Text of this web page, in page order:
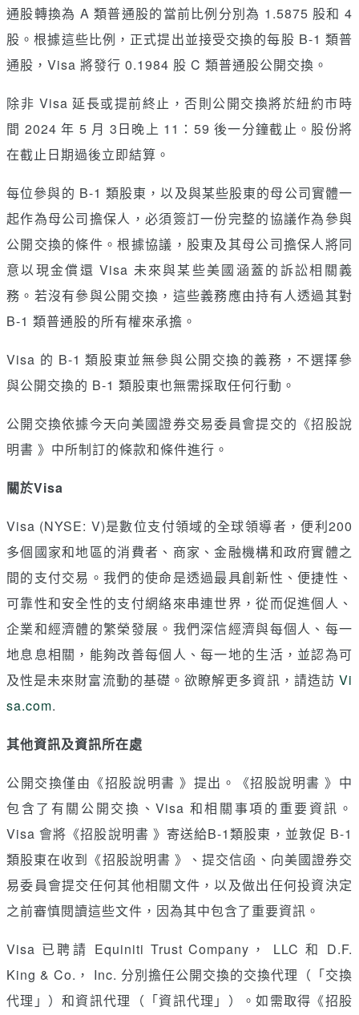
通股轉換為 A 類普通股的當前比例分別為 1.5875 股和 4
股。根據這些比例，正式提出並接受交換的每股 B-1 類普
通股，Visa 將發行 0.1984 股 C 類普通股公開交換。
除非 Visa 延長或提前終止，否則公開交換將於紐約市時
間 2024 年 5 月 3日晚上 11：59 後一分鐘截止。股份將
在截止日期過後立即結算。
每位參與的 B-1 類股東，以及與某些股東的母公司實體一
起作為母公司擔保人，必須簽訂一份完整的協議作為參與
公開交換的條件。根據協議，股東及其母公司擔保人將同
意以現金償還 Visa 未來與某些美國涵蓋的訴訟相關義
務。若沒有參與公開交換，這些義務應由持有人透過其對
B-1 類普通股的所有權來承擔。
Visa 的 B-1 類股東並無參與公開交換的義務，不選擇參
與公開交換的 B-1 類股東也無需採取任何行動。
公開交換依據今天向美國證券交易委員會提交的《招股說
明書 》中所制訂的條款和條件進行。
關於Visa
Visa (NYSE: V)是數位支付領域的全球領導者，便利200
多個國家和地區的消費者、商家、金融機構和政府實體之
間的支付交易。我們的使命是透過最具創新性、便捷性、
可靠性和安全性的支付網絡來串連世界，從而促進個人、
企業和經濟體的繁榮發展。我們深信經濟與每個人、每一
地息息相關，能夠改善每個人、每一地的生活，並認為可
及性是未來財富流動的基礎。欲瞭解更多資訊，請造訪 Vi
sa.com.
其他資訊及資訊所在處
公開交換僅由《招股說明書 》提出。《招股說明書 》中
包含了有關公開交換、Visa 和相關事項的重要資訊。
Visa 會將《招股說明書 》寄送給B-1類股東，並敦促 B-1
類股東在收到《招股說明書 》、提交信函、向美國證券交
易委員會提交任何其他相關文件，以及做出任何投資決定
之前審慎閱讀這些文件，因為其中包含了重要資訊。
Visa 已聘請 Equiniti Trust Company， LLC 和 D.F.
King & Co.， Inc. 分別擔任公開交換的交換代理（「交換
代理」）和資訊代理（「資訊代理」）。如需取得《招股